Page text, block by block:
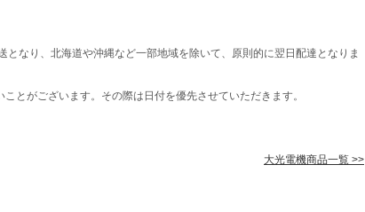
なり、北海道や沖縄など一部地域を除いて、原則的に翌日配達となりま
とがございます。その際は日付を優先させていただきます。
大光電機商品一覧 >>